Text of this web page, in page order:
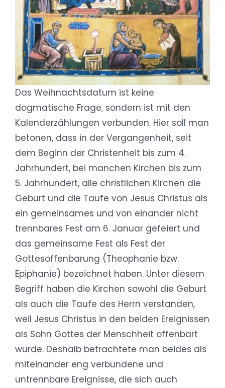
Das Weihnachtsdatum ist keine
dogmatische Frage, sondern ist mit den
Kalenderzählungen verbunden. Hier soll man
betonen, dass in der Vergangenheit, seit
dem Beginn der Christenheit bis zum 4.
Jahrhundert, bei manchen Kirchen bis zum
5. Jahrhundert, alle christlichen Kirchen die
Geburt und die Taufe von Jesus Christus als
ein gemeinsames und von einander nicht
trennbares Fest am 6. Januar gefeiert und
das gemeinsame Fest als Fest der
Gottesoffenbarung (Theophanie bzw.
Epiphanie) bezeichnet haben. Unter diesem
Begriff haben die Kirchen sowohl die Geburt
als auch die Taufe des Herrn verstanden,
weil Jesus Christus in den beiden Ereignissen
als Sohn Gottes der Menschheit offenbart
wurde. Deshalb betrachtete man beides als
miteinander eng verbundene und
untrennbare Ereignisse, die sich auch